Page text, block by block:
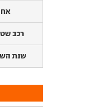
רכב
שנת
רכב
שנת